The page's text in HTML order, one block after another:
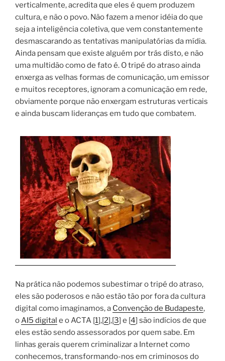
verticalmente, acredita que eles é quem produzem
cultura, e não o povo. Não fazem a menor idéia do que
seja a inteligência coletiva, que vem constantemente
desmascarando as tentativas manipulatórias da mídia.
Ainda pensam que existe alguém por trás disto, e não
uma multidão como de fato é. O tripé do atraso ainda
enxerga as velhas formas de comunicação, um emissor
e muitos receptores, ignoram a comunicação em rede,
obviamente porque não enxergam estruturas verticais
e ainda buscam lideranças em tudo que combatem.
Na prática não podemos subestimar o tripé do atraso,
eles são poderosos e não estão tão por fora da cultura
digital como imaginamos, a Convenção de Budapeste,
oAI5 digital e o ACTA [1],[2],[3] e [4] são indícios de que
eles estão sendo assessorados por quem sabe. Em
linhas gerais querem criminalizar a Internet como
conhecemos, transformando-nos em criminosos do